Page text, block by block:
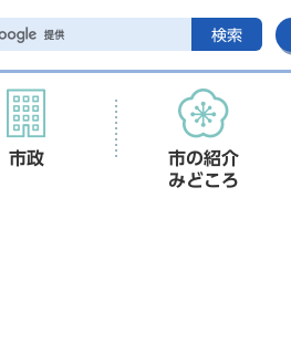
検索
市政
市の紹介
みどころ